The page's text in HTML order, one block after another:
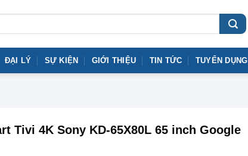
ĐẠI LÝ SỰ KIỆN GIỚI THIỆU TIN TỨC TUYỂN DỤNG
Tivi 4K Sony KD-65X80L 65 inch Google